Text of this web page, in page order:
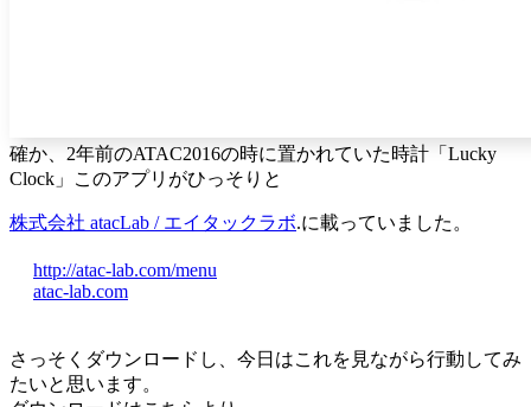
確か、2年前のATAC2016の時に置かれていた時計「Lucky
Clock」このアプリがひっそりと
株式会社 atacLab / エイタックラボ.に載っていました。
http://atac-lab.com/menu
atac-lab.com
さっそくダウンロードし、今日はこれを見ながら行動してみ
たいと思います。